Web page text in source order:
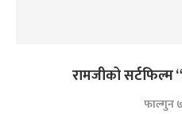
रामजीको सर्टफिल्म
फाल्गुन